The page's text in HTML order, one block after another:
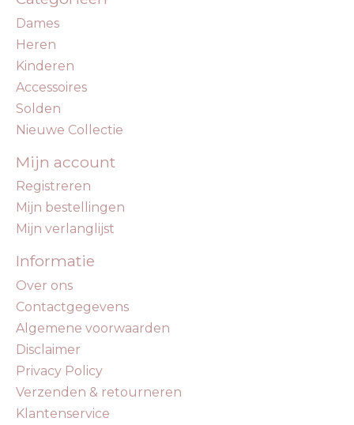
Dames
Heren
Kinderen
Accessoires
Solden
Nieuwe Collectie
Mijn account
Registreren
Mijn bestellingen
Mijn verlanglijst
Informatie
Over ons
Contactgegevens
Algemene voorwaarden
Disclaimer
Privacy Policy
Verzenden & retourneren
Klantenservice